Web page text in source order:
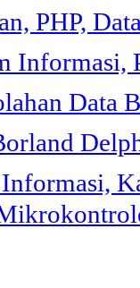
PHP,
Informasi,
Data
Informasi,